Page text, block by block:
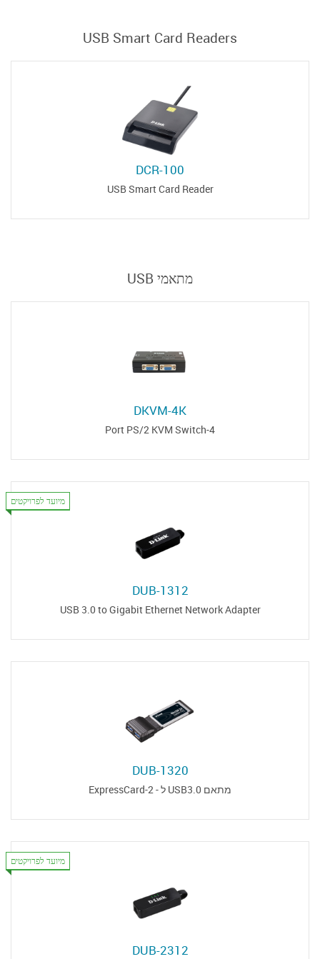
USB Smart Card Readers
DCR-100
USB Smart Card Reader
מתאמי USB
DKVM-4K
4-Port PS/2 KVM Switch
מיועד לפרויקטים
DUB-1312
USB 3.0 to Gigabit Ethernet Network Adapter
DUB-1320
מתאם USB3.0 ל - ExpressCard-2
מיועד לפרויקטים
DUB-2312